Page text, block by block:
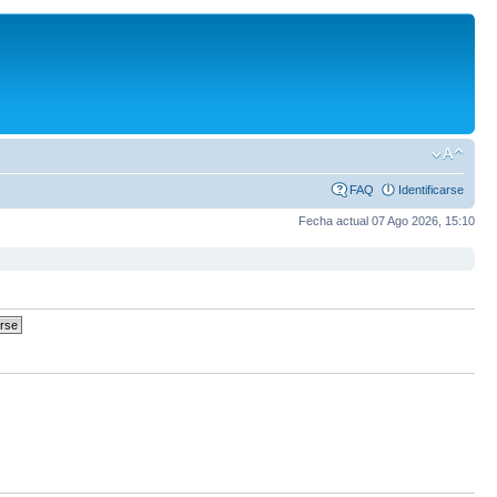
FAQ Identificarse
Fecha actual 07 Ago 2026, 15:10